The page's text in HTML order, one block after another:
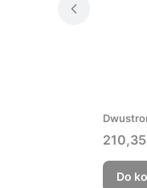
Cena
210,35
Do